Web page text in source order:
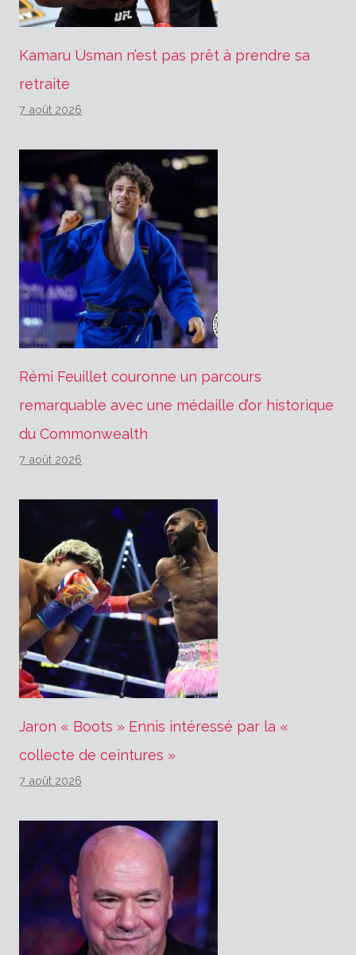
Kamaru Usman n’est pas prêt à prendre sa
retraite
7 août 2026
Rémi Feuillet couronne un parcours
remarquable avec une médaille d’or historique
du Commonwealth
7 août 2026
Jaron « Boots » Ennis intéressé par la «
collecte de ceintures »
7 août 2026